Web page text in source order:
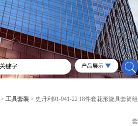
>工具套装 > 史丹利91-941-22 18件套花形旋具套筒组
套